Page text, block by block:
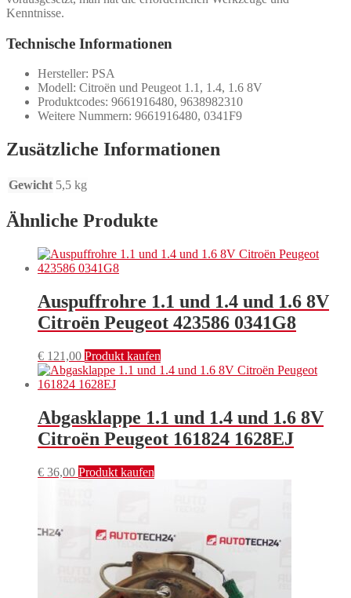
Kenntnisse.
Technische Informationen
Hersteller: PSA
Modell: Citroën und Peugeot 1.1, 1.4, 1.6 8V
Produktcodes: 9661916480, 9638982310
Weitere Nummern: 9661916480, 0341F9
Zusätzliche Informationen
Gewicht 5,5 kg
Ähnliche Produkte
Auspuffrohre 1.1 und 1.4 und 1.6 8V
Citroën Peugeot 423586 0341G8
€ 121,00 Produkt kaufen
Abgasklappe 1.1 und 1.4 und 1.6 8V
Citroën Peugeot 161824 1628EJ
€ 36,00 Produkt kaufen